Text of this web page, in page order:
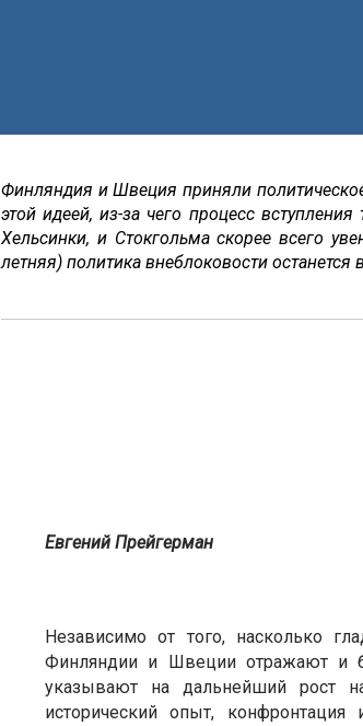
Финляндия и Швеция приняли
этой идеей, из-за чего процесс
Хельсинки, и Стокгольма скорее всего
летняя) политика внеблоковости
Евгений Прейгерман
Независимо от того, насколько
Финляндии и Швеции отражают и
указывают на дальнейший рост
исторический опыт,